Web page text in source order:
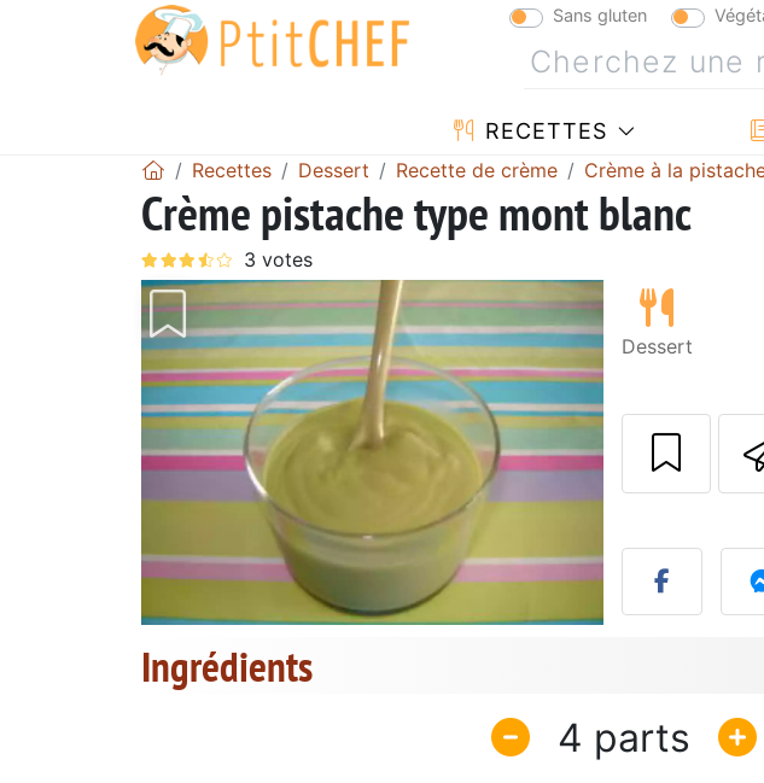
Sans gluten
RECETTES
Recettes Dessert Recette de crème Crème à la
Crème pistache type mont blanc
Dessert
Ingrédients
4